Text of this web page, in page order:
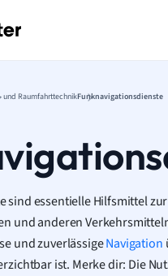
und RaumfahrttechnikFunknavigationsdienste
sind essentielle Hilfsmittel
und anderen
und zuverlässigeNavigation
ist. Merke dir: Die